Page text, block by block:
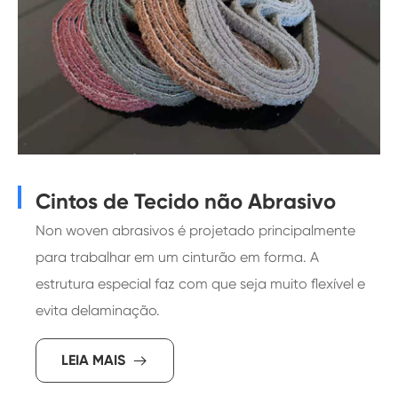
Cintos de Tecido não Abrasivo
Non woven abrasivos é projetado principalmente
para trabalhar em um cinturão em forma. A
estrutura especial faz com que seja muito flexível e
evita delaminação.
LEIA MAIS 